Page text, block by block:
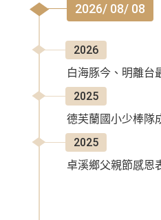
2026/ 08/ 08
2026
白海豚今、明離台
2025
德芙蘭國小少棒隊
2025
卓溪鄉父親節感恩